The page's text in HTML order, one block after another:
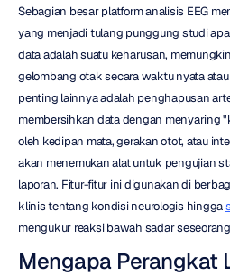
Sebagian besar platform analisis EEG
yang menjadi tulang punggung studi
data adalah suatu keharusan,
gelombang otak secara waktu nyata
penting lainnya adalah penghapusan
membersihkan data dengan menyaring
oleh kedipan mata, gerakan otot, atau
akan menemukan alat untuk pengujian
laporan. Fitur-fitur ini digunakan di
klinis tentang kondisi neurologis hingga
mengukur reaksi bawah sadar
Mengapa Perangkat